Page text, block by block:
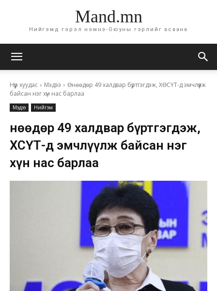
Mand.mn
Нийгэмд гэрэл нэмнэ-Оюуны гэрлийг асаана
Нүүр хуудас Мэдээ
Өнөөдөр 49 халдвар бүртгэгдэж, ХӨСҮТ-д эмчлүүлж
байсан нэг хүн нас барлаа
Мэдээ Нийгэм
Өнөөдөр 49 халдвар бүртгэгдэж,
ХӨСҮТ-д эмчлүүлж байсан нэг
хүн нас барлаа